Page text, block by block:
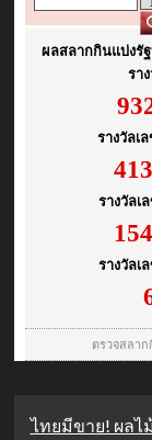
ไทยมีขาย! ผลไ